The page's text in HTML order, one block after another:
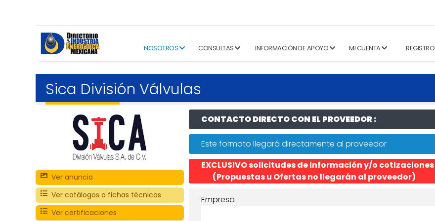
NOSOTROS CONSULTAS INFORMACIÓN DE APOYO MI CUENTA REGISTRO
Sica División Válvulas
Ver anuncio
Ver catálogos o fichas técnicas
Ver certificaciones
CONTACTO DIRECTO CON EL PROVEEDOR :
Este formato llegará directamente al proveedor
EXCLUSIVO solicitudes de información y/o cotizaciones
(Propuestas u Ofertas no llegarán al proveedor)
Empresa